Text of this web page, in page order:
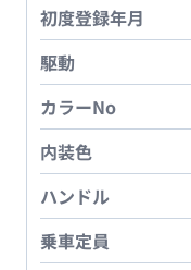
初度登録年月
駆動
カラーNo
内装色
ハンドル
乗車定員